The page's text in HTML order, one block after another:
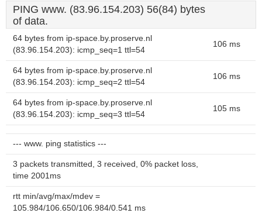
PING www. (83.96.154.203) 56(84) bytes
of data.
64 bytes from ip-space.by.proserve.nl
(83.96.154.203): icmp_seq=1 ttl=54
106 ms
64 bytes from ip-space.by.proserve.nl
(83.96.154.203): icmp_seq=2 ttl=54
106 ms
64 bytes from ip-space.by.proserve.nl
(83.96.154.203): icmp_seq=3 ttl=54
105 ms
--- www. ping statistics ---
3 packets transmitted, 3 received, 0% packet loss,
time 2001ms
rtt min/avg/max/mdev =
105.984/106.650/106.984/0.541 ms